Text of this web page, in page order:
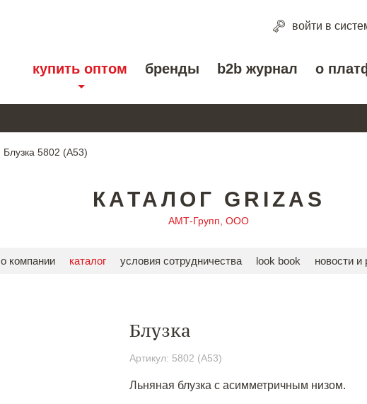
войти в
купить оптом бренды b2b журнал о
Блузка 5802 (A53)
КАТАЛОГ GRIZAS
АМТ-Групп, ООО
о компании каталог условия сотрудничества look book новости и
Блузка
Артикул: 5802 (A53)
Льняная блузка с асимметричным низом.